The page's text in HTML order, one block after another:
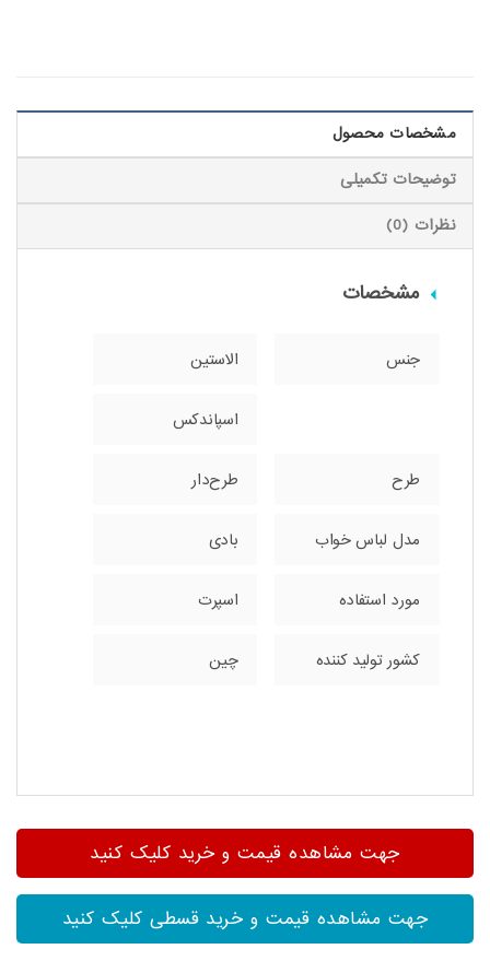
مشخصات محصول
توضیحات تکمیلی
نظرات (0)
مشخصات
جنس الاستین
اسپاندکس
طرح طرح‌دار
مدل لباس خواب بادی
مورد استفاده اسپرت
کشور تولید کننده چین
جهت مشاهده قیمت و خرید کلیک کنید
جهت مشاهده قیمت و خرید قسطی کلیک کنید